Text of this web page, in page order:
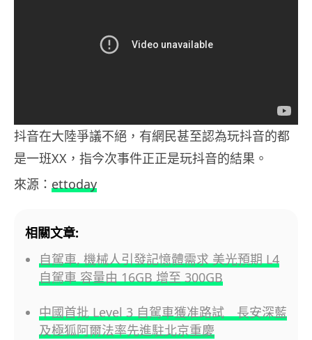
抖音在大陸爭議不絕，有網民甚至認為玩抖音的都
是一班XX，指今次事件正正是玩抖音的結果。
來源： ettoday
相關文章:
自駕車, 機械人引發記憶體需求 美光預期 L4
自駕車 容量由 16GB 增至 300GB
中國首批 Level 3 自駕車獲准路試 長安深藍
及極狐阿爾法率先進駐北京重慶